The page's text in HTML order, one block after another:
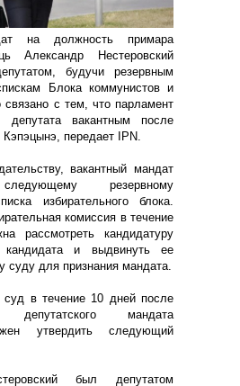
на должность примара
Александр Нестеровский
будучи резервным
Блока коммунистов и
связано с тем, что парламент
депутата вакантным после
передает IPN.
вакантный мандат
резервному
избирательного блока.
комиссия в течение
рассмотреть кандидатуру
кандидата и выдвинуть ее
суду для признания мандата.
суд в течение 10 дней после
депутатского мандата
утвердить следующий
был депутатом